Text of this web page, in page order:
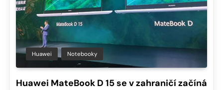
Huawei Notebooky
Huawei MateBook D 15 se v zahraničí začíná